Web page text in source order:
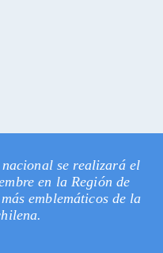
se realizará el
en la Región de
emblemáticos de la